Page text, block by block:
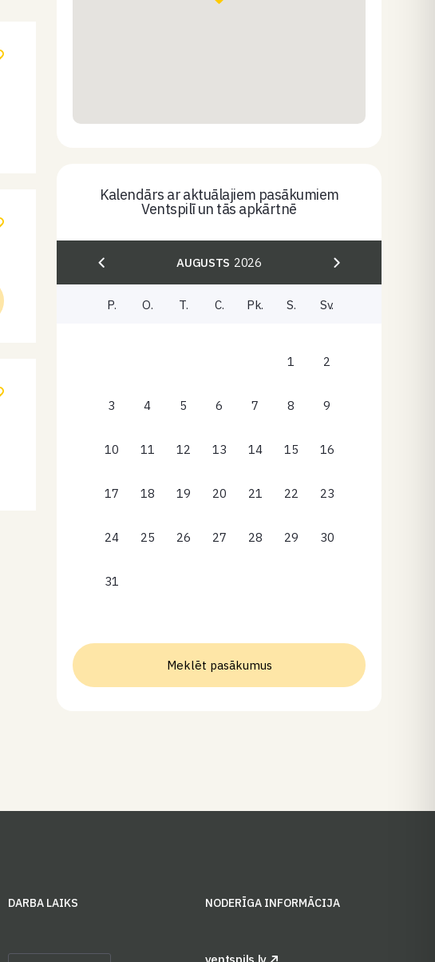
Kalendārs ar aktuālajiem pasākumiem
Ventspilī un tās apkārtnē
AUGUSTS 2026
P. O. T. C. Pk. S. Sv.
1 2
3 4 5 6 7 8 9
10 11 12 13 14 15 16
17 18 19 20 21 22 23
24 25 26 27 28 29 30
31
Meklēt pasākumus
DARBA LAIKS NODERĪGA INFORMĀCIJA